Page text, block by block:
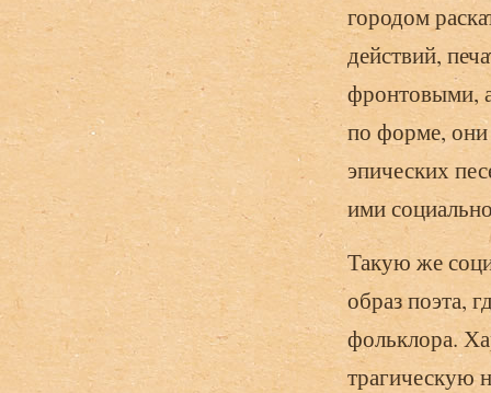
городом
действий,
фронтовыми,
по форме,
эпических
ими
Такую же
образ поэта,
фольклора.
трагическую